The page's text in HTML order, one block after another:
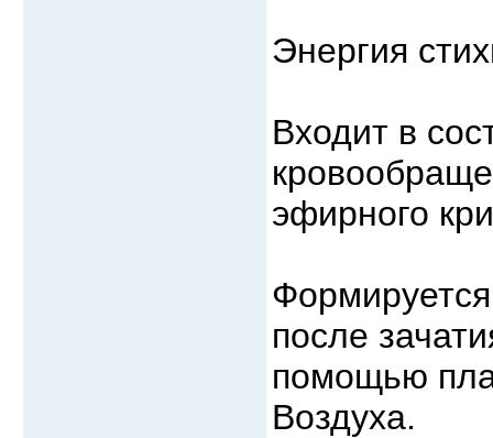
Энергия
Входит в
эфирного
после
помощью
Воздуха.